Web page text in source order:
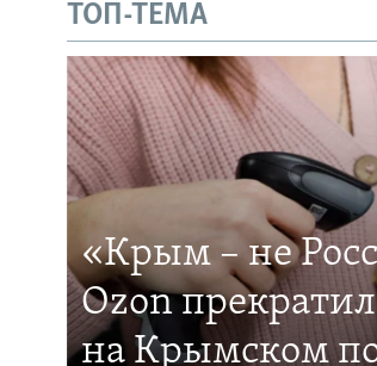
ТОП-ТЕМА
«Крым – не
Ozon
на Крымском